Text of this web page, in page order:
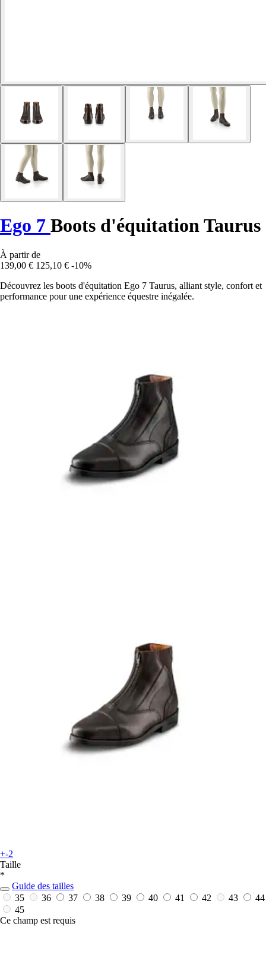
Ego 7 Boots d'équitation Taurus
À partir de
139,00 € 125,10 € -10%
Découvrez les boots d'équitation Ego 7 Taurus, alliant style, confort et
performance pour une expérience équestre inégalée.
+-2
Taille
*
Guide des tailles
35
36 37 38 39 40 41 42 43
44
45
Ce champ est requis